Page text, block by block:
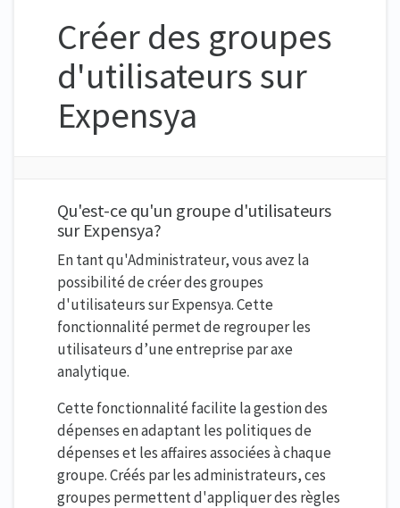
Créer des groupes
d'utilisateurs sur
Expensya
Qu'est-ce qu'un groupe d'utilisateurs
sur Expensya?
En tant qu'Administrateur, vous avez la
possibilité de créer des groupes
d'utilisateurs sur Expensya. Cette
fonctionnalité permet de regrouper les
utilisateurs d’une entreprise par axe
analytique.
Cette fonctionnalité facilite la gestion des
dépenses en adaptant les politiques de
dépenses et les affaires associées à chaque
groupe. Créés par les administrateurs, ces
groupes permettent d'appliquer des règles